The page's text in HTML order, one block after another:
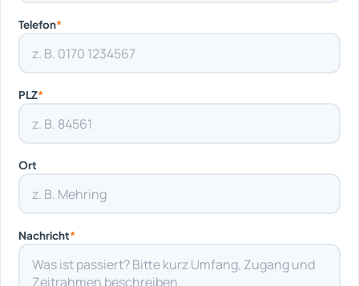
Telefon*
PLZ*
Ort
Nachricht*